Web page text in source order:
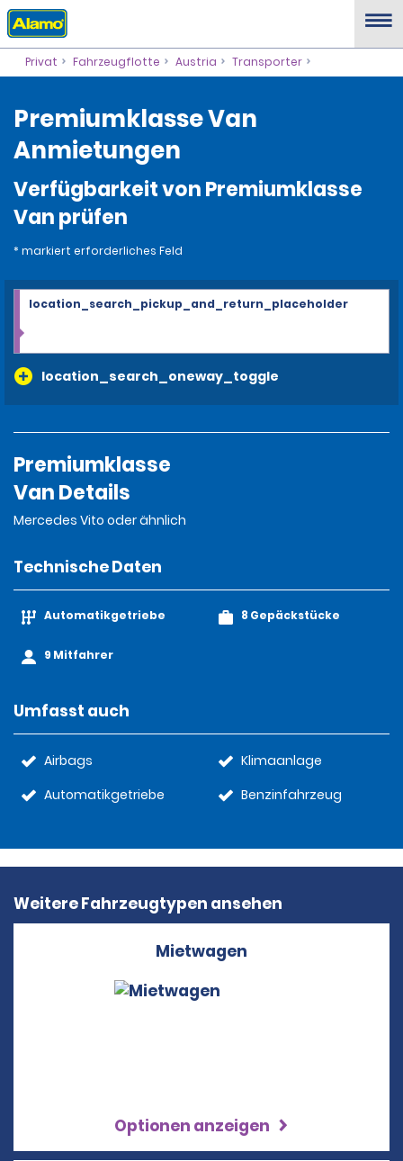
Privat Fahrzeugflotte Austria Transporter
Premiumklasse Van
Anmietungen
Verfügbarkeit von Premiumklasse
Van prüfen
* markiert erforderliches Feld
location_search_oneway_toggle
location_search_pickup_and_return_placeholder
Premiumklasse
Van Details
Mercedes Vito oder ähnlich
Technische Daten
Automatikgetriebe
9 Mitfahrer
8 Gepäckstücke
Umfasst auch
Airbags
Automatikgetriebe
Klimaanlage
Benzinfahrzeug
Weitere Fahrzeugtypen ansehen
Mietwagen
Optionen anzeigen